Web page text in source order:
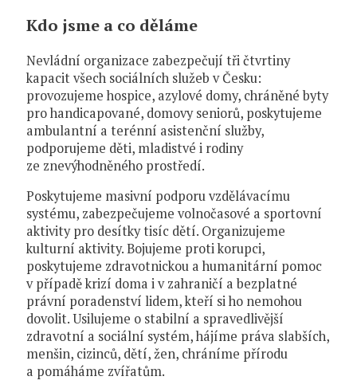
Kdo jsme a co děláme
Nevládní organizace zabezpečují tři čtvrtiny
kapacit všech sociálních služeb v Česku:
provozujeme hospice, azylové domy, chráněné byty
pro handicapované, domovy seniorů, poskytujeme
ambulantní a terénní asistenční služby,
podporujeme děti, mladistvé i rodiny
ze znevýhodněného prostředí.
Poskytujeme masivní podporu vzdělávacímu
systému, zabezpečujeme volnočasové a sportovní
aktivity pro desítky tisíc dětí. Organizujeme
kulturní aktivity. Bojujeme proti korupci,
poskytujeme zdravotnickou a humanitární pomoc
v případě krizí doma i v zahraničí a bezplatné
právní poradenství lidem, kteří si ho nemohou
dovolit. Usilujeme o stabilní a spravedlivější
zdravotní a sociální systém, hájíme práva slabších,
menšin, cizinců, dětí, žen, chráníme přírodu
a pomáháme zvířatům.